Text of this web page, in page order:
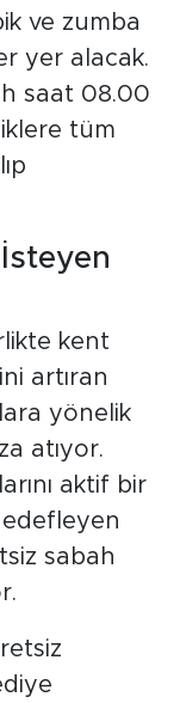
ve zumba
yer alacak.
saat 08.00
tüm
kent
artıran
yönelik
atıyor.
aktif bir
sabah